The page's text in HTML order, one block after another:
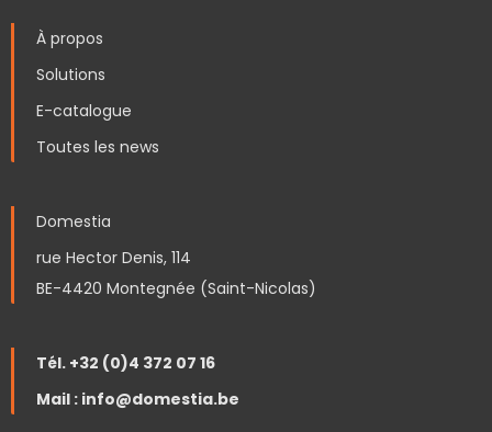
À propos
Solutions
E-catalogue
Toutes les news
Domestia
rue Hector Denis, 114
BE-4420 Montegnée (Saint-Nicolas)
Tél. +32 (0)4 372 07 16
Mail : info@domestia.be